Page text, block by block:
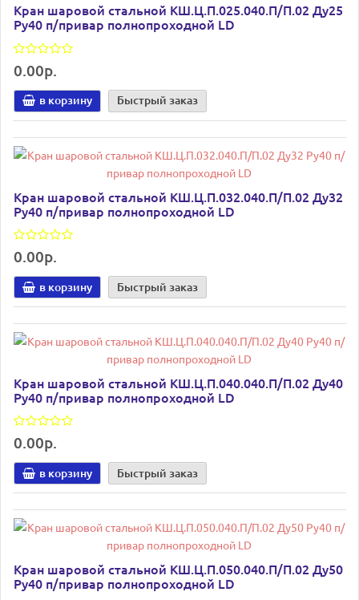
Кран шаровой стальной КШ.Ц.П.025.040.П/П.02 Ду25
Ру40 п/привар полнопроходной LD
0.00р.
в корзину Быстрый заказ
Кран шаровой стальной КШ.Ц.П.032.040.П/П.02 Ду32
Ру40 п/привар полнопроходной LD
0.00р.
в корзину Быстрый заказ
Кран шаровой стальной КШ.Ц.П.040.040.П/П.02 Ду40
Ру40 п/привар полнопроходной LD
0.00р.
в корзину Быстрый заказ
Кран шаровой стальной КШ.Ц.П.050.040.П/П.02 Ду50
Ру40 п/привар полнопроходной LD